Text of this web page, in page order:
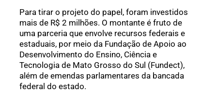
Para tirar o projeto do papel, foram investidos
mais de R$ 2 milhões. O montante é fruto de
uma parceria que envolve recursos federais e
estaduais, por meio da Fundação de Apoio ao
Desenvolvimento do Ensino, Ciência e
Tecnologia de Mato Grosso do Sul (Fundect),
além de emendas parlamentares da bancada
federal do estado.